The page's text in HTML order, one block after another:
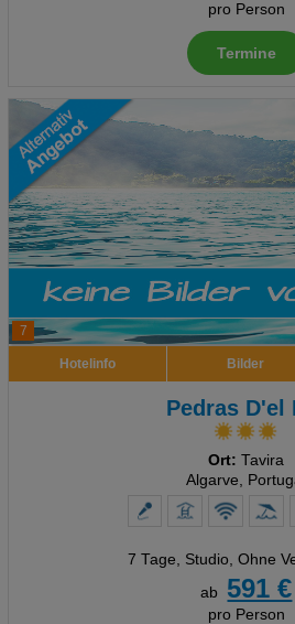
Erweiterte Einstellungen
pro Person
Termine
7
Hotelinfo Bilder
Pedras D'el
Ort: Tavira
Algarve,
7 Tage, Studio, Ohne
ab
591 €
pro Person